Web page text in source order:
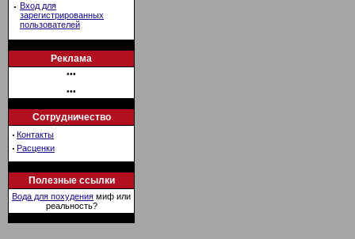
· Вход для
зарегистрированных
пользователей
Реклама
•••
•••
Сотрудничество
· Контакты
· Расценки
Полезные ссылки
Вода для похудения миф или
реальность?